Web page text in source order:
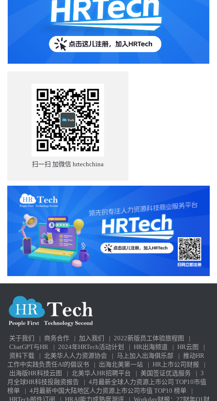
扫一扫 加微信 hrtechchina
关于我们 | 商务合作 | 加入我们 | 2022新版员工体验旅程图
|
ChatGPT与HR
| 2024年HRTech活动计划 | HR出海频道 | HR云图
|
资料下载
| 北美华人人力资源协会 | 马上加入出海俱乐部 | 推动HR
工作中实践负责任AI的倡议书
| 出海北美第一站 | HR上市公司财报
|
出海版HR科技云图
| 北美华人HR招聘平台 | 美国签证优选服务 | 3
月全球HR科技投融资报告
| 4月最新全球人力资源上市公司 TOP10市值
榜单
| 4月最新中国大陆地区人力资源上市公司市值 TOP10 榜单
|
HRTech邮件订阅
| HRAI能力成熟度测评 | Workday财报：27财年Q1财